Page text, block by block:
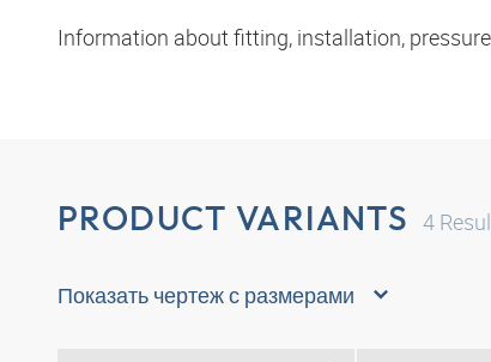
Information about fitting, installation,
PRODUCT VARIANTS 4
Показать чертеж с размерами